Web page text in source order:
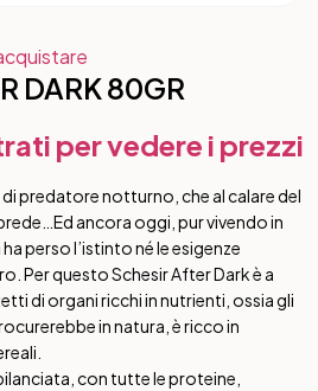
DARK 80GR
per vedere i prezzi
predatore notturno, che al calare del
ancora oggi, pur vivendo in
perso l’istinto né le esigenze
Per questo Schesir After Dark è a
di organi ricchi in nutrienti, ossia gli
in natura, è ricco in
con tutte le proteine,